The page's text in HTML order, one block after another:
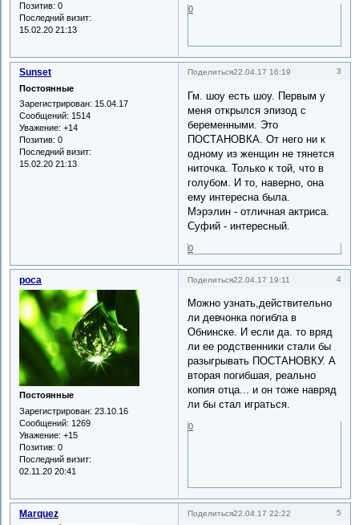
Позитив: 0
Последний визит:
15.02.20 21:13
0
Поделиться 3
22.04.17 16:19
Sunset
Постоянные
Зарегистрирован: 15.04.17
Сообщений: 1514
Уважение: +14
Позитив: 0
Последний визит:
15.02.20 21:13
Гм. шоу есть шоу. Первым у
меня открылся эпизод с
беременными. Это
ПОСТАНОВКА. От него ни к
одному из женщин не тянется
ниточка. Только к той, что в
голубом. И то, наверно, она
ему интересна была.
Мэрэлин - отличная актриса.
Суфий - интересный.
0
Поделиться 4
22.04.17 19:11
роса
Постоянные
Зарегистрирован: 23.10.16
Сообщений: 1269
Уважение: +15
Позитив: 0
Последний визит:
02.11.20 20:41
Можно узнать,действительно
ли девчонка погибла в
Обнинске. И если да. то вряд
ли ее родственники стали бы
разыгрывать ПОСТАНОВКУ. А
вторая погибшая, реально
копия отца... и он тоже навряд
ли бы стал играться.
0
Поделиться 5
22.04.17 22:22
Marquez